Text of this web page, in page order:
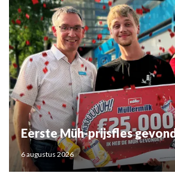
Eerste Müh-prijsfles
6 augustus 2026